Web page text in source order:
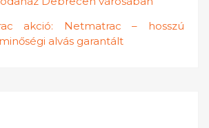
akció: Netmatrac – hosszú
alvás garantált